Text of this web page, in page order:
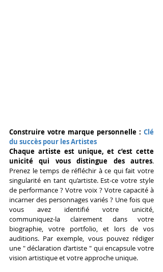
Construire votre marque personnelle : Clé
du succès pour les Artistes
Chaque artiste est unique, et c’est cette
unicité qui vous distingue des autres.
Prenez le temps de réfléchir à ce qui fait votre
singularité en tant qu’artiste. Est-ce votre style
de performance ? Votre voix ? Votre capacité à
incarner des personnages variés ? Une fois que
vous avez identifié votre unicité,
communiquez-la clairement dans votre
biographie, votre portfolio, et lors de vos
auditions. Par exemple, vous pouvez rédiger
une " déclaration d’artiste " qui encapsule votre
vision artistique et votre approche unique.